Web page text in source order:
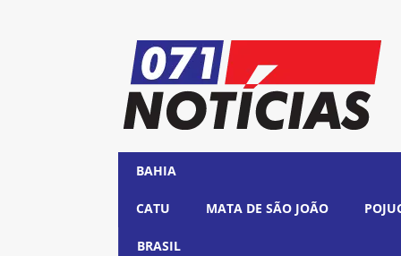
BAHIA
CATU MATA DE SÃO JOÃO
BRASIL